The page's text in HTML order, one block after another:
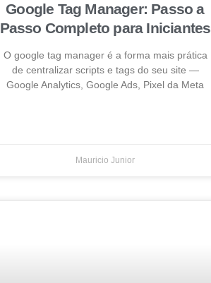
Google Tag Manager: Passo a
Passo Completo para Iniciantes
O google tag manager é a forma mais prática
de centralizar scripts e tags do seu site —
Google Analytics, Google Ads, Pixel da Meta
Mauricio Junior